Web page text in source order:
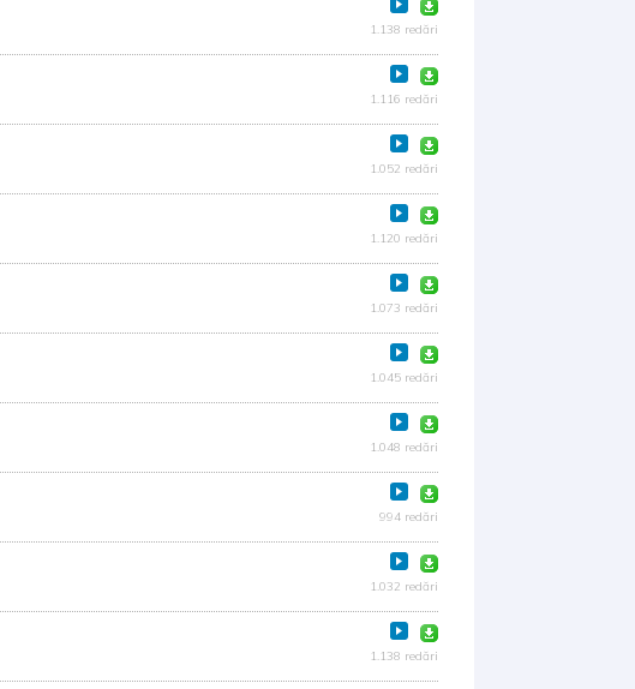
1.138 redări
1.116 redări
1.052 redări
1.120 redări
1.073 redări
1.045 redări
1.048 redări
994 redări
1.032 redări
1.138 redări